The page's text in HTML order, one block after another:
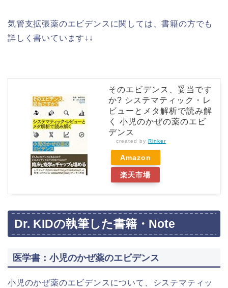
気管支拡張薬のエビデンスに関しては、書籍の方でも
詳しく書いています↓↓
そのエビデンス、妥当です
か? システマティック・レ
ビューとメタ解析で読み解
く 小児のかぜの薬のエビ
デンス
created by Rinker
Amazon
楽天市場
Dr. KIDの執筆した書籍・Note
医学書：小児のかぜ薬のエビデンス
小児のかぜ薬のエビデンスについて、システマティッ